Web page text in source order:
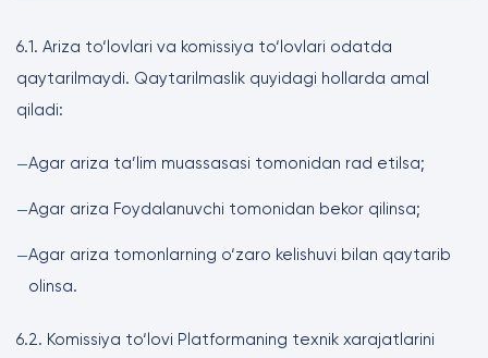
6.1. Ariza to‘lovlari va komissiya to‘lovlari odatda
qaytarilmaydi. Qaytarilmaslik quyidagi hollarda amal
qiladi:
—Agar ariza ta’lim muassasasi tomonidan rad etilsa;
—Agar ariza Foydalanuvchi tomonidan bekor qilinsa;
—Agar ariza tomonlarning o‘zaro kelishuvi bilan qaytarib
olinsa.
6.2. Komissiya to‘lovi Platformaning texnik xarajatlarini